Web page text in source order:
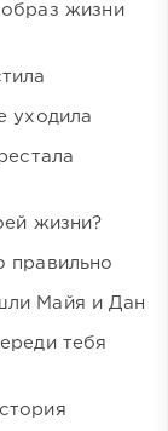
жизни
уходила
жизни?
правильно
Майя и Дан
тебя